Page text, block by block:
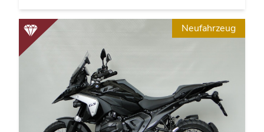
Neufahrzeug